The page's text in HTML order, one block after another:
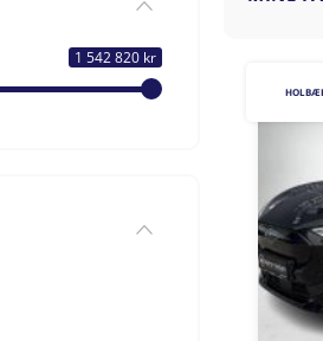
1 542 820 kr